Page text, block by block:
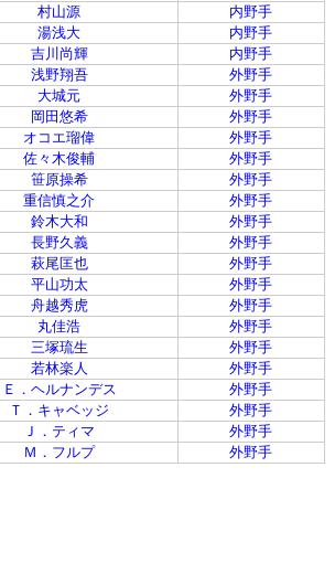
村山源
内野手
湯浅大
内野手
吉川尚輝
内野手
浅野翔吾
外野手
大城元
外野手
岡田悠希
外野手
オコエ瑠偉
外野手
佐々木俊輔
外野手
笹原操希
外野手
重信慎之介
外野手
鈴木大和
外野手
長野久義
外野手
萩尾匡也
外野手
平山功太
外野手
舟越秀虎
外野手
丸佳浩
外野手
三塚琉生
外野手
若林楽人
外野手
Ｅ．ヘルナンデス
外野手
Ｔ．キャベッジ
外野手
Ｊ．ティマ
外野手
Ｍ．フルプ 外野手